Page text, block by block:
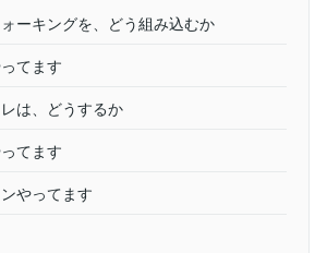
ーキングを、どう組み込むか
てます
は、どうするか
てます
やってます